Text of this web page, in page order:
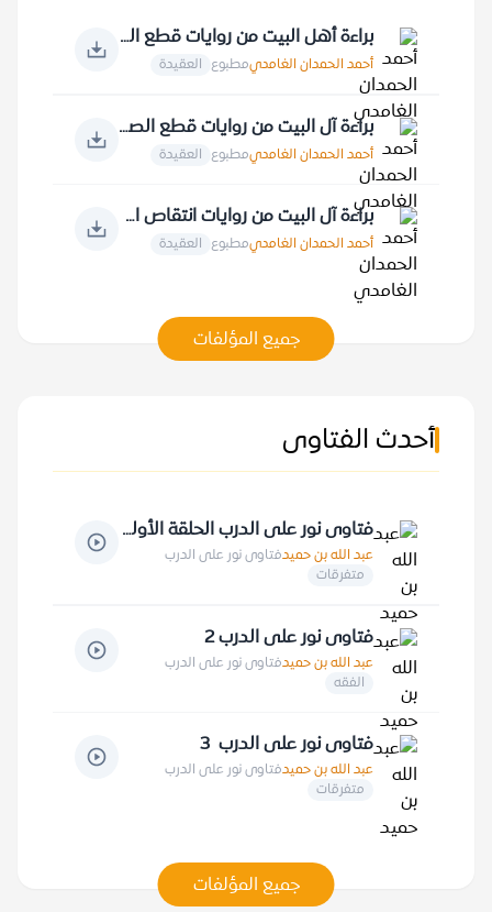
براءة أهل البيت من روايات قطع الصلة بالقرآن الكريم
أحمد الحمدان الغامديمطبوع العقيدة
براءة آل البيت من روايات قطع الصلة بالنبي صلى الله عليه وسلم
أحمد الحمدان الغامديمطبوع العقيدة
براءة آل البيت من روايات انتقاص الأنبياء والملائكة... ونتقاص أمير المؤمنين علي
أحمد الحمدان الغامديمطبوع العقيدة
جميع المؤلفات
أحدث الفتاوى
فتاوى نور على الدرب الحلقة الأولى
عبد الله بن حميدفتاوى نور على الدرب
متفرقات
فتاوى نور على الدرب 2
عبد الله بن حميدفتاوى نور على الدرب
الفقه
فتاوى نور على الدرب 3
عبد الله بن حميدفتاوى نور على الدرب
متفرقات
جميع المؤلفات